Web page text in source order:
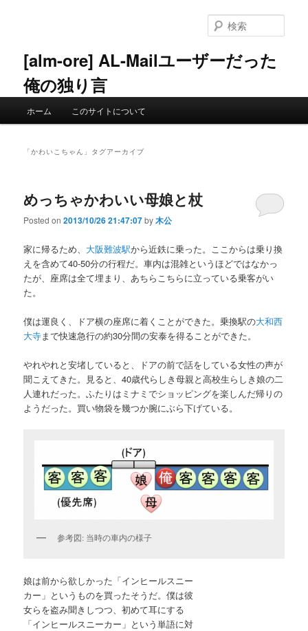
ン
へ
ツ
移
[alm-ore] AL-Mailユーザーだった
俺の独り言
索
ホーム このサイトについて
「かわいこちゃん 」タグアーカイブ
めっちゃかわいい母娘と杖
Posted on2013/10/26 21:47:07by木公
家に帰るため、 大阪難波駅から近鉄に乗った。ここからは乗り換
えを含めて40-50分の行程だ。車内は混雑というほどではなかっ
たが、座席は全て埋まり、あちらこちらに立っている乗客がい
た。
僕は運良く、ドア横の座席に着くことができた。乗換駅の大和西
大寺まで快速急行の約30分間の安泰を得ることができた。
やれやれと安堵していると、ドアの前で話をしている女性の声が
聞こえてきた。見ると、40歳代らしき母親と高校生らしき娘の二
人連れだった。ふたりはミナミでショッピングを楽しんだ帰りの
ようだった。買い物袋を幾つか腕にぶら下げている。
参考図: 当時の車内の様子
娘は前から欲しかった「インヒールスニー
カー」というものを買ったそうだ。僕は彼
女らを盗み聞きしつつ、初めて耳にする
「インヒールスニーカー」という単語に対